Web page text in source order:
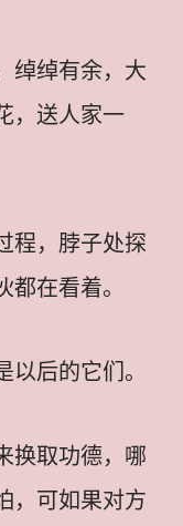
绰绰有余，大
，送人家一
程，脖子处探
在看着。
以后的它们。
换取功德，哪
，可如果对方